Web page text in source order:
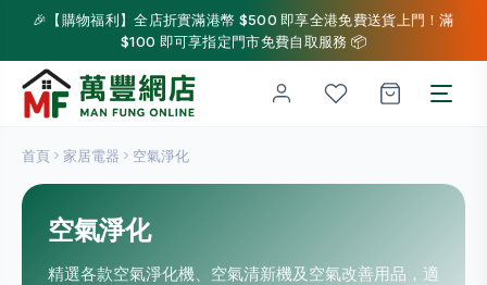
🎉【購物福利】全店折實滿港幣 $500 即享全港免費送貨上門！滿
$100 即可享指定門市免費自取服務 📦
首頁 家居電器 空氣淨化
空氣淨化
精選各款空氣淨化機、空氣清新機及空氣改善用品，適